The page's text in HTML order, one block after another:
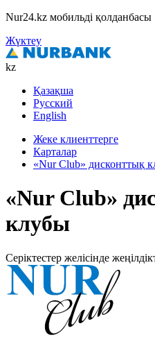
Nur24.kz мобильді қолданбасы
Жүктеу
kz
Қазақша
Русский
English
Жеке клиенттерге
Карталар
«Nur Club» дисконттық
«Nur Club»
клубы
Серіктестер желісінде